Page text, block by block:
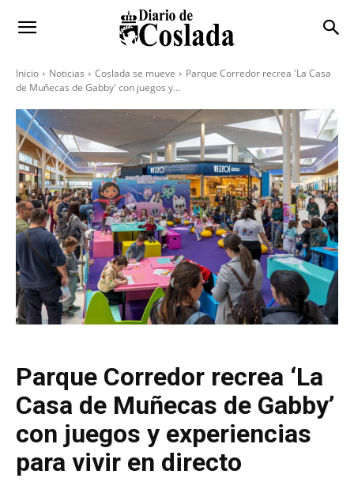
Inicio Noticias Coslada se mueve
Parque Corredor recrea 'La Casa
de Muñecas de Gabby' con juegos y...
Parque Corredor recrea ‘La
Casa de Muñecas de Gabby’
con juegos y experiencias
para vivir en directo